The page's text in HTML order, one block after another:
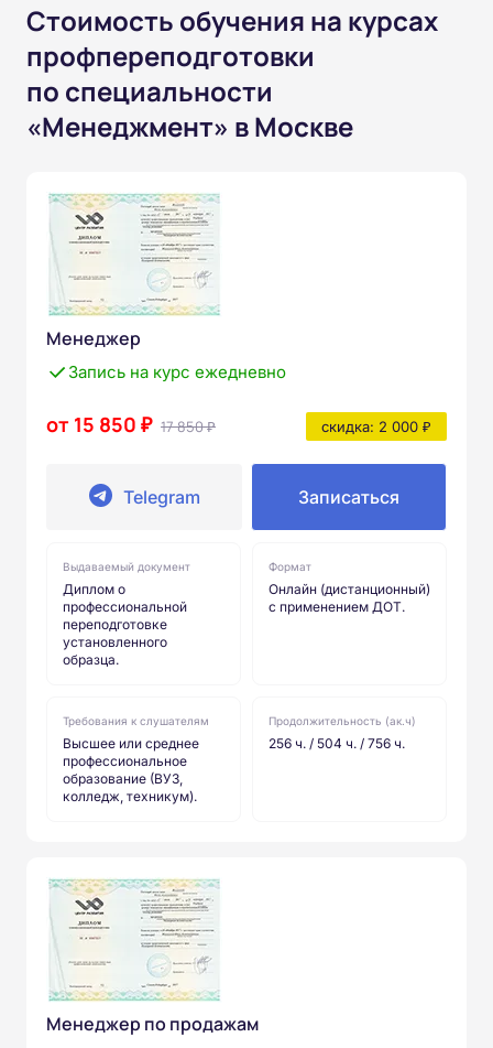
Стоимость обучения на курсах
профпереподготовки
по специальности
«Менеджмент» в Москве
Менеджер
Запись на курс ежедневно
от 15 850 ₽ 17 850 ₽ скидка: 2 000 ₽
Telegram Записаться
Выдаваемый документ
Диплом о
профессиональной
переподготовке
установленного
образца.
Формат
Онлайн (дистанционный)
с применением ДОТ.
Требования к слушателям
Высшее или среднее
профессиональное
образование (ВУЗ,
колледж, техникум).
Продолжительность (ак.ч)
256 ч. / 504 ч. / 756 ч.
Менеджер по продажам